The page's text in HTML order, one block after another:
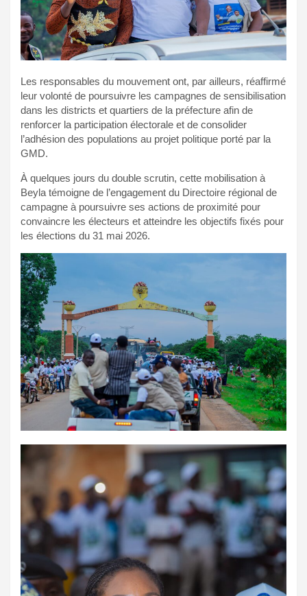
Les responsables du mouvement ont, par ailleurs, réaffirmé
leur volonté de poursuivre les campagnes de sensibilisation
dans les districts et quartiers de la préfecture afin de
renforcer la participation électorale et de consolider
l’adhésion des populations au projet politique porté par la
GMD.
À quelques jours du double scrutin, cette mobilisation à
Beyla témoigne de l’engagement du Directoire régional de
campagne à poursuivre ses actions de proximité pour
convaincre les électeurs et atteindre les objectifs fixés pour
les élections du 31 mai 2026.